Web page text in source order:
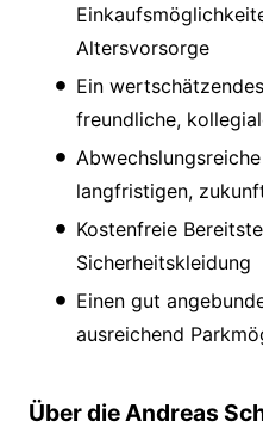
Altersvorsorge
Ein
freundliche,
langfristigen,
Kostenfreie
Sicherheitskleidung
Einen gut
ausreichend
Über die Andreas